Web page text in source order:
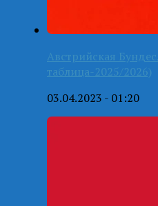
Австрийская
таблица-2025/2026)
03.04.2023 - 01:20